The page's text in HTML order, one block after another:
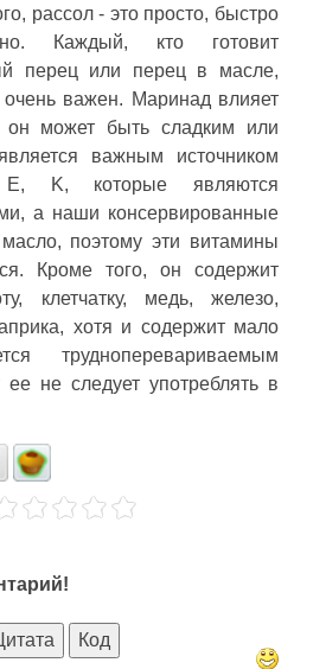
рассол - это просто, быстро
Каждый, кто готовит
перец или перец в масле,
очень важен. Маринад влияет
может быть сладким или
важным источником
K, которые являются
а наши консервированные
поэтому эти витамины
Кроме того, он содержит
клетчатку, медь, железо,
хотя и содержит мало
трудноперевариваемым
не следует употреблять в
Код